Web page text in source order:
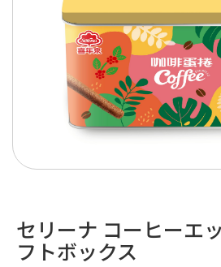
セリーナ コーヒーエ
フトボックス